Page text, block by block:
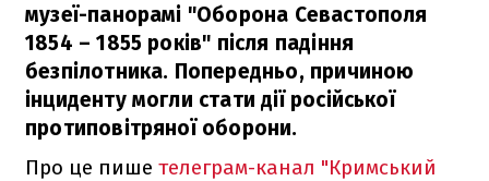
музеї-панорамі "Оборона Севастополя
1854 – 1855 років" після падіння
безпілотника. Попередньо, причиною
інциденту могли стати дії російської
протиповітряної оборони.
Про це пише телеграм-канал "Кримський